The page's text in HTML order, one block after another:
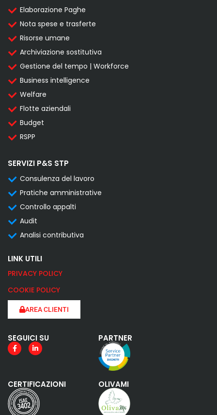
Elaborazione Paghe
Nota spese e trasferte
Risorse umane
Archiviazione sostitutiva
Gestione del tempo | Workforce
Business intelligence
Welfare
Flotte aziendali
Budget
RSPP
SERVIZI P&S STP
Consulenza del lavoro
Pratiche amministrative
Controllo appalti
Audit
Analisi contributiva
LINK UTILI
PRIVACY POLICY
COOKIE POLICY
AREA CLIENTI
SEGUICI SU PARTNER
CERTIFICAZIONI OLIVAMI